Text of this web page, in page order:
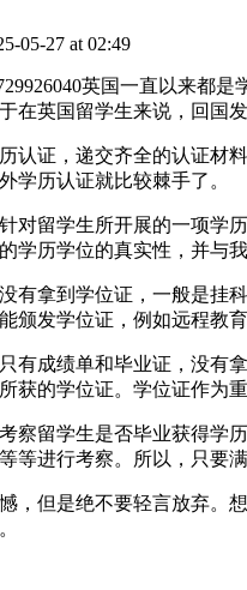
05-27 at 02:49
英国一直以来都
在英国留学生来说，回国
认证，递交齐全的认证材
学历认证就比较棘手了。
对留学生所开展的一项学
学历学位的真实性，并与
有拿到学位证，一般是挂
颁发学位证，例如远程教
有成绩单和毕业证，没有
获的学位证。学位证作为
察留学生是否毕业获得学
等进行考察。所以，只要
，但是绝不要轻言放弃。